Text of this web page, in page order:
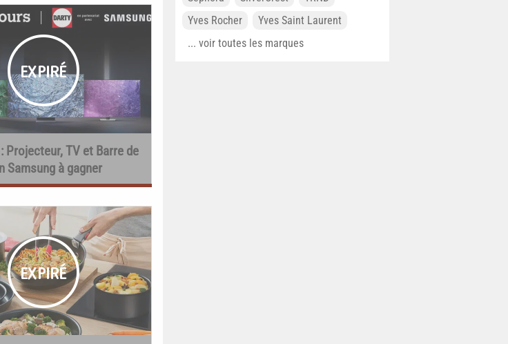
Projecteur, TV et Barre de
Samsung à gagner
Yves Rocher
Yves Saint Laurent
... voir toutes les marques